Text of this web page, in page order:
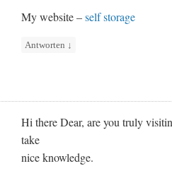
My website –self storage
Antworten ↓
Hi there Dear, are you truly
take
nice knowledge.